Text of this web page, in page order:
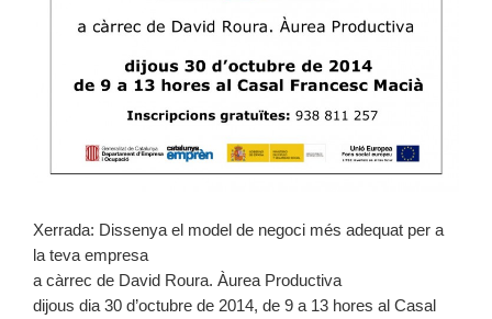
Xerrada: Dissenya el model de negoci més adequat per a
la teva empresa
a càrrec de David Roura. Àurea Productiva
dijous dia 30 d’octubre de 2014, de 9 a 13 hores al Casal